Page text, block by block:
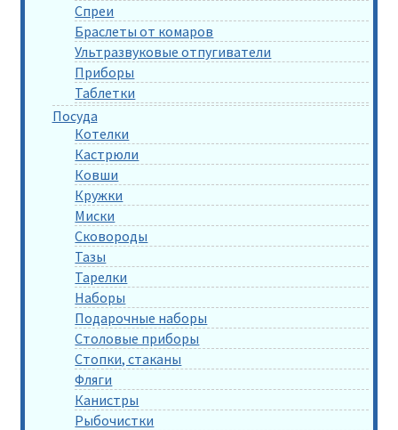
Спреи
Браслеты от комаров
Ультразвуковые отпугиватели
Приборы
Таблетки
Посуда
Котелки
Кастрюли
Ковши
Кружки
Миски
Сковороды
Тазы
Тарелки
Наборы
Подарочные наборы
Столовые приборы
Стопки, стаканы
Фляги
Канистры
Рыбочистки